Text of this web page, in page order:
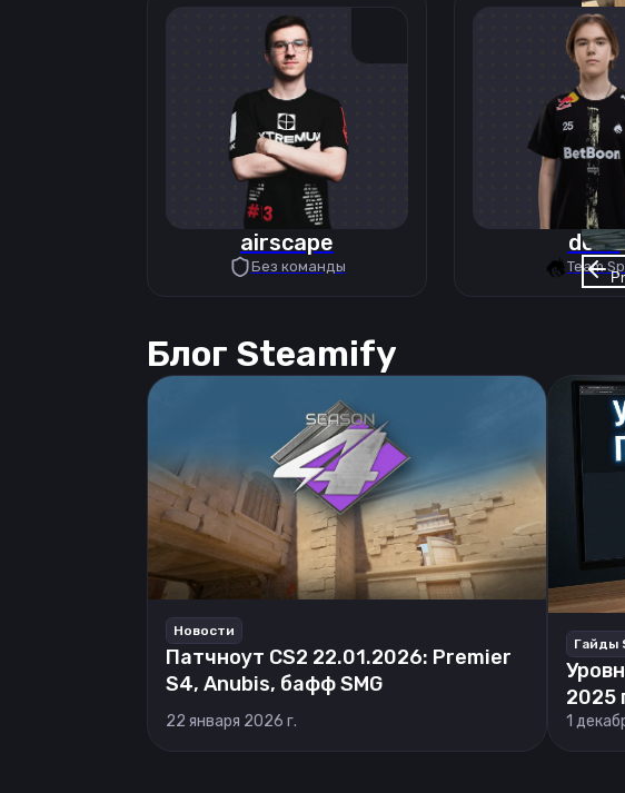
airscape
Без команды
donk
Team
Блог Steamify
Новости
Патчноут CS2 22.01.2026: Premier
S4, Anubis, бафф SMG
22 января 2026 г.
Гайды
2025
1